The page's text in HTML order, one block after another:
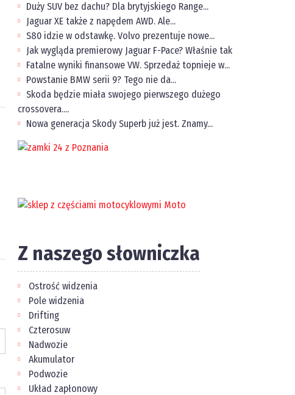
Duży SUV bez dachu? Dla brytyjskiego Range...
Jaguar XE także z napędem AWD. Ale...
S80 idzie w odstawkę. Volvo prezentuje nowe...
Jak wygląda premierowy Jaguar F-Pace? Właśnie tak
Fatalne wyniki finansowe VW. Sprzedaż topnieje w...
Powstanie BMW serii 9? Tego nie da...
Skoda będzie miała swojego pierwszego dużego
crossovera....
Nowa generacja Skody Superb już jest. Znamy...
Z naszego słowniczka
Ostrość widzenia
Pole widzenia
Drifting
Czterosuw
Nadwozie
Akumulator
Podwozie
Układ zapłonowy